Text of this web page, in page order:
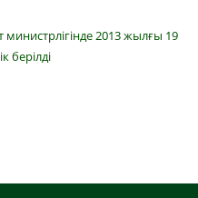
2013 жылғы 19
берілді